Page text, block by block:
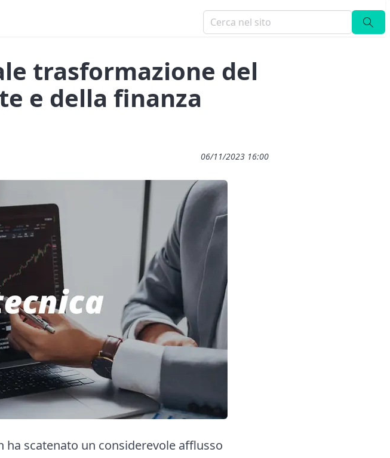
trasformazione del
e della finanza
06/11/2023 16:00
ha scatenato un considerevole afflusso